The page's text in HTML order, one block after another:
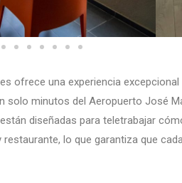
ofrece una experiencia
minutos del Aeropuerto José
diseñadas para teletrabajar
lo que garantiza que